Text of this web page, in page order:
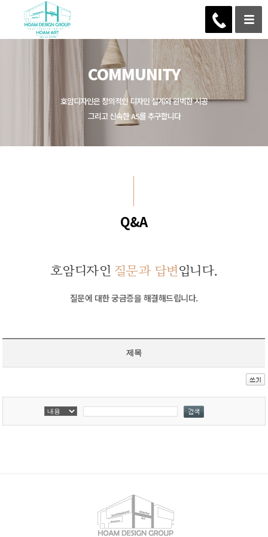
COMMUNITY
호암디자인은 창의적인 디자인 설계와 완벽한 시공
그리고 신속한 AS를 추구합니다
Q&A
호암디자인 질문과 답변입니다.
질문에 대한 궁금증을 해결해드립니다.
제목